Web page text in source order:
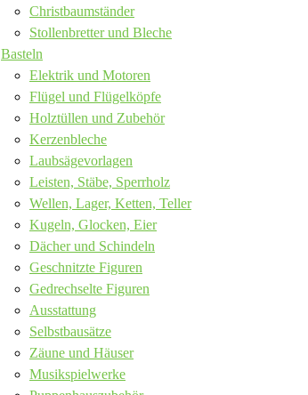
Christbaumständer
Stollenbretter und Bleche
Basteln
Elektrik und Motoren
Flügel und Flügelköpfe
Holztüllen und Zubehör
Kerzenbleche
Laubsägevorlagen
Leisten, Stäbe, Sperrholz
Wellen, Lager, Ketten, Teller
Kugeln, Glocken, Eier
Dächer und Schindeln
Geschnitzte Figuren
Gedrechselte Figuren
Ausstattung
Selbstbausätze
Zäune und Häuser
Musikspielwerke